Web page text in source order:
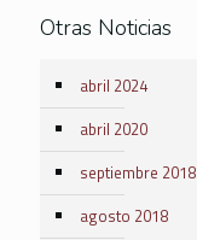
Otras Noticias
abril 2024
abril 2020
septiembre 2018
agosto 2018